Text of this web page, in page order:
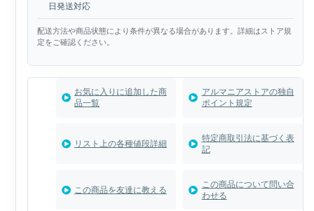
日発送対応
配送方法や商品状態により条件が異なる場合があります。詳細はストア規
定をご確認ください。
お気に入りに追加した商
品一覧
アルマニアストアの独自
ポイント規定
リスト上の各種値段詳細
特定商取引法に基づく表
記
この商品を友達に教える
この商品について問い合
わせる